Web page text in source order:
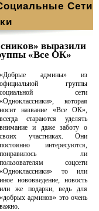
Сети
выразили
«Все ОК»
«Добрые админы» из
официальной группы
социальной сети
«Одноклассники», которая
носит название «Все ОК»,
всегда стараются уделять
внимание и даже заботу о
своих участниках. Они
постоянно интересуются,
понравилось ли
пользователям соцсети
«Одноклассники» то или
иное нововведение, новость
или же подарки, ведь для
«добрых админов» это очень
важно.